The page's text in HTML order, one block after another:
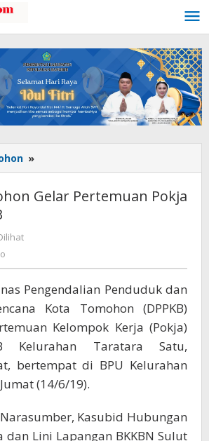
»
Tomohon
Gelar
Pertemuan
Gelar Pertemuan Pokja
Pengendalian Penduduk dan
Kota Tomohon (DPPKB)
Kelompok Kerja (Pokja)
Kelurahan Taratara Satu,
bertempat di BPU Kelurahan
(14/6/19).
Kasubid Hubungan
dan Lini Lapangan BKKBN Sulut